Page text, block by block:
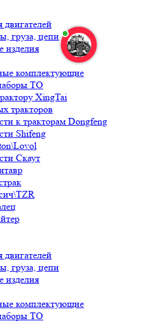
двигателей
груза, цепи
изделия
комплектующие
ТО
XingTai
тракторов
к тракторам Dongfeng
Shifeng
Скаут
двигателей
груза, цепи
изделия
комплектующие
ТО